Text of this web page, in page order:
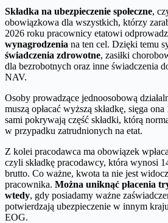
Składka na ubezpieczenie społeczne,
obowiązkowa dla wszystkich, którzy
2026 roku pracownicy etatowi
wynagrodzenia na ten cel. Dzięki temu
świadczenia zdrowotne, zasiłki
dla bezrobotnych oraz inne świadczenia
NAV.
Osoby prowadzące jednoosobową
muszą opłacać wyższą składkę, sięga ona
sami pokrywają część składki, którą
w przypadku zatrudnionych na etat.
Z kolei pracodawca ma obowiązek
czyli składkę pracodawcy, która wynosi
brutto. Co ważne, kwota ta nie jest
pracownika. Można uniknąć płacenia
wtedy, gdy posiadamy ważne
potwierdzają ubezpieczenie w innym
EOG.